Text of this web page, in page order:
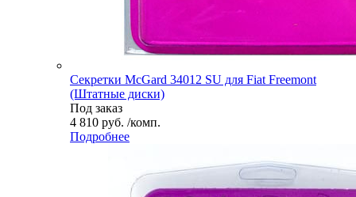
Секретки McGard 34012 SU для Fiat Freemont
(Штатные диски)
Под заказ
4 810 руб. /комп.
Подробнее